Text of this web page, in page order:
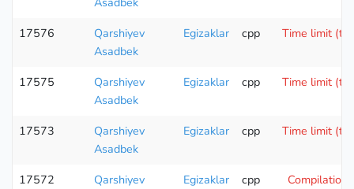
17576
Qarshiyev
Asadbek
Egizaklar cpp Time limit
17575
Qarshiyev
Asadbek
Egizaklar cpp Time limit
17573
Qarshiyev
Asadbek
Egizaklar cpp Time limit
17572
Qarshiyev
Egizaklar cpp Compilation